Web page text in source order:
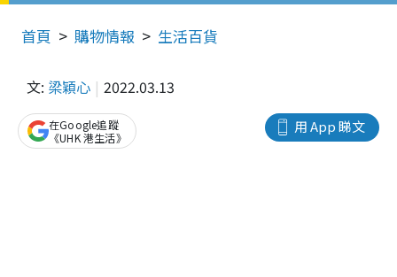
首頁 購物情報 生活百貨
文: 梁穎心 2022.03.13
用 App 睇文
在Google追蹤
《UHK 港生活》